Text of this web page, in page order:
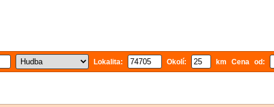
Lokalita: Okolí: km Cena od: